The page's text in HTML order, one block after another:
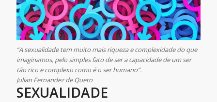
“A sexualidade tem muito mais riqueza e complexidade do que
imaginamos, pelo simples fato de ser a capacidade de um ser
tão rico e complexo como é o ser humano”.
Julian Fernandez de Quero
SEXUALIDADE